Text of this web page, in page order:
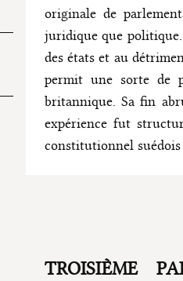
originale de
juridique que
des états et au
permit une sorte de
britannique. Sa fin
expérience fut
constitutionnel
TROISIÈME